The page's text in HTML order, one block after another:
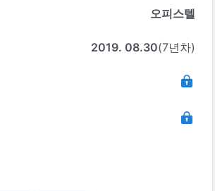
오피스텔
2019. 08.30(7년차)